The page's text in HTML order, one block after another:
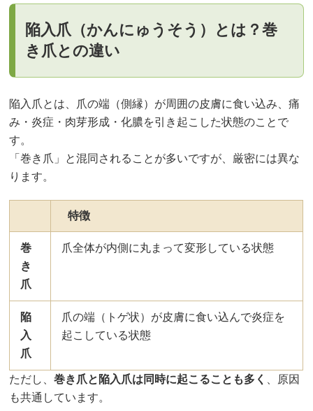
陥入爪（かんにゅうそう）とは？巻
き爪との違い
陥入爪とは、爪の端（側縁）が周囲の皮膚に食い込み、痛
み・炎症・肉芽形成・化膿を引き起こした状態のことで
す。
「巻き爪」と混同されることが多いですが、厳密には異な
ります。
特徴
巻
き
爪
爪全体が内側に丸まって変形している状態
陥
入
爪
爪の端（トゲ状）が皮膚に食い込んで炎症を
起こしている状態
ただし、巻き爪と陥入爪は同時に起こることも多く
、原因
も共通しています。